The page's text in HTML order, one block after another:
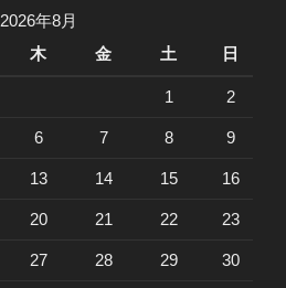
2026年8月
木 金 土 日
1 2
6 7 8 9
13 14 15 16
20 21 22 23
27 28 29 30